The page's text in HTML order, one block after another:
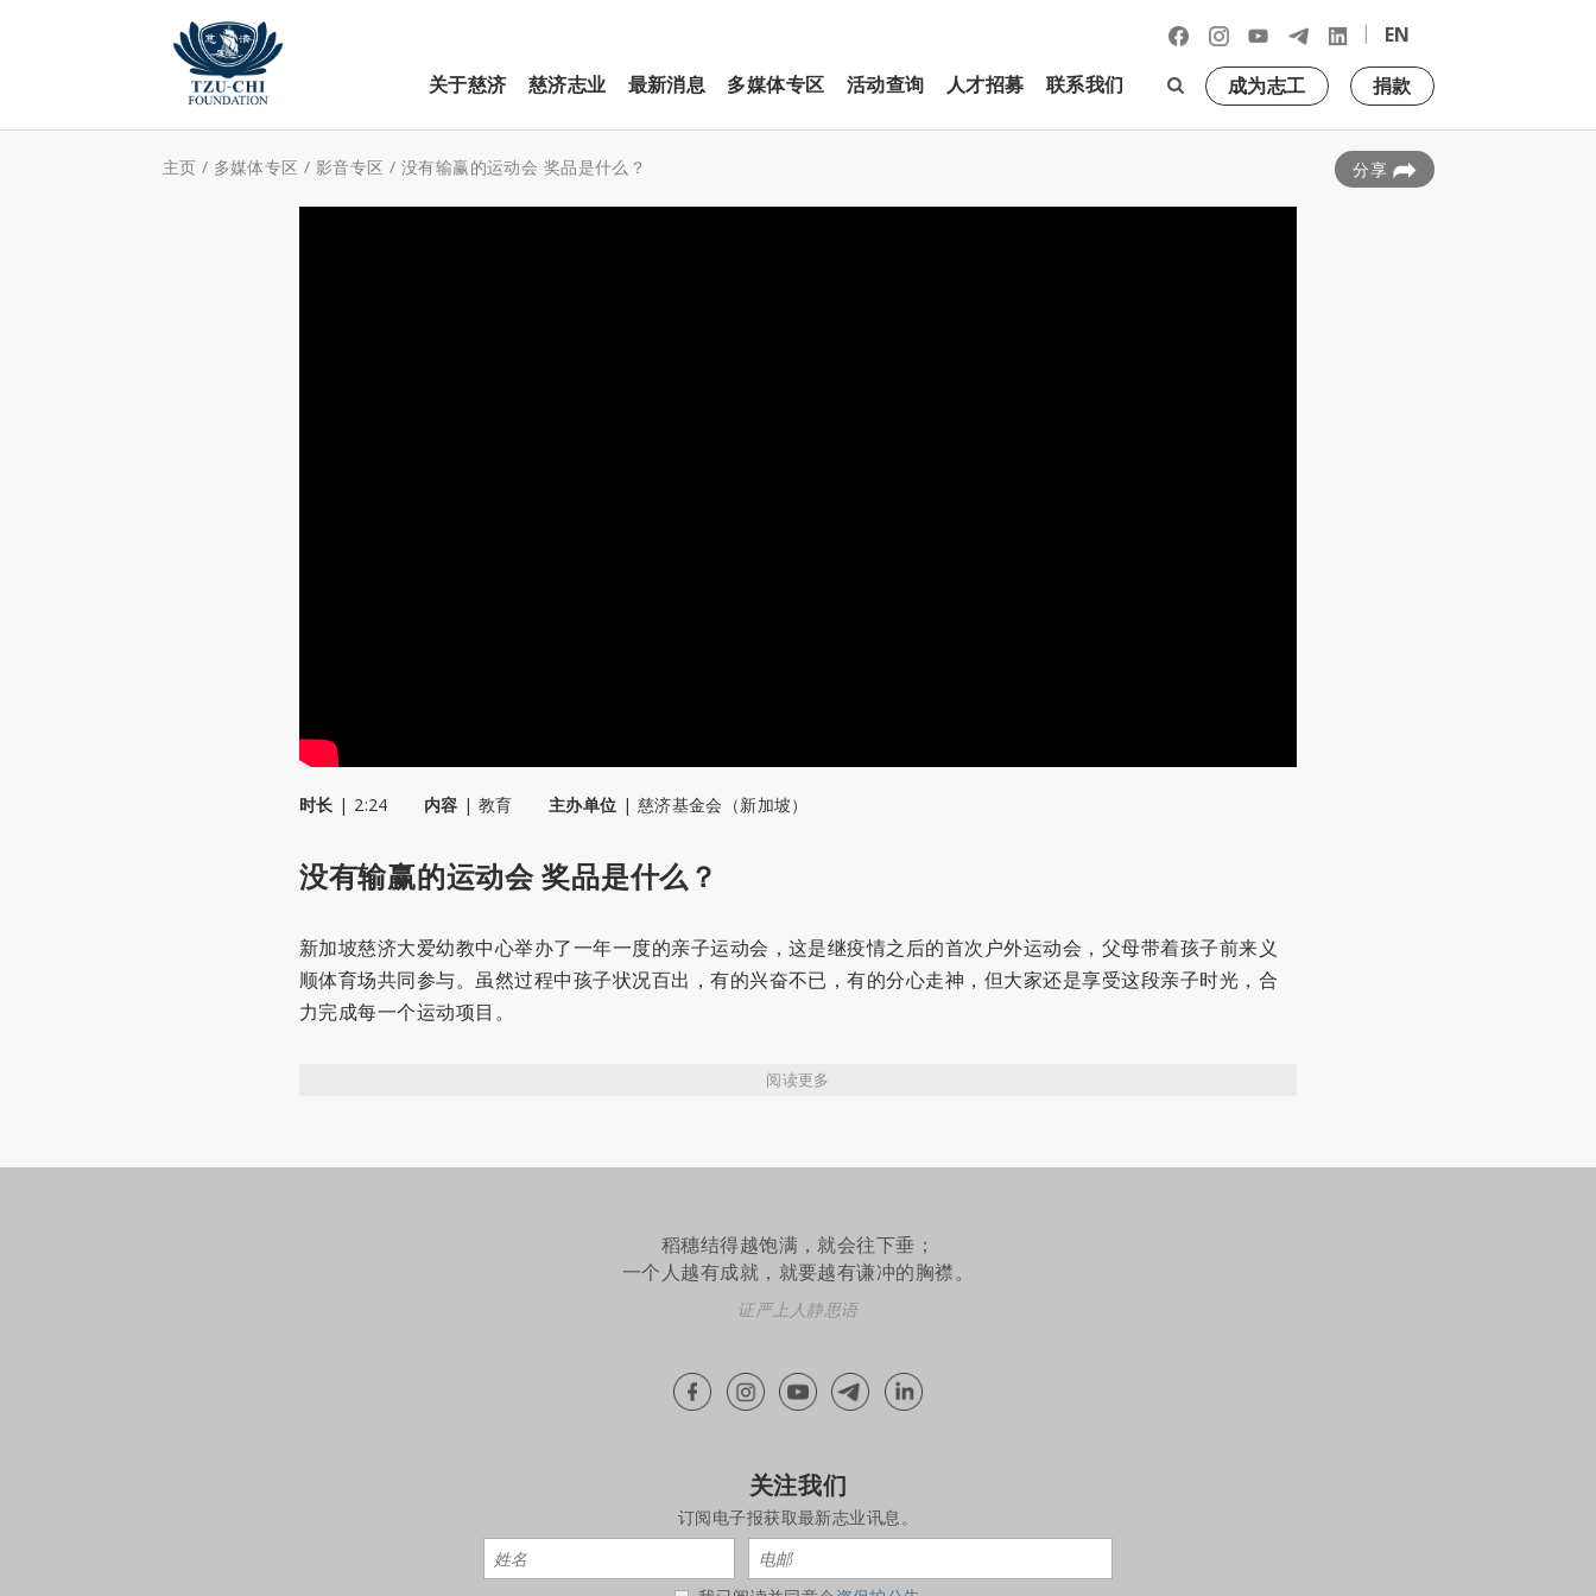
|
EN
关于慈济
慈济志业 最新消息 多媒体专区 活动查询 人才招募 联系我们 成为志工 捐款
主页 / 多媒体专区 / 影音专区 / 没有输赢的运动会 奖品是什么？ 分享
时长 | 2:24 内容 | 教育 主办单位 | 慈济基金会（新加坡）
没有输赢的运动会 奖品是什么？
新加坡慈济大爱幼教中心举办了一年一度的亲子运动会，这是继疫情之后的首次户外运动会，父母带着孩子前来义
顺体育场共同参与。虽然过程中孩子状况百出，有的兴奋不已，有的分心走神，但大家还是享受这段亲子时光，合
力完成每一个运动项目。
阅读更多
稻穗结得越饱满，就会往下垂；
一个人越有成就，就要越有谦冲的胸襟。
证严上人静思语
关注我们
订阅电子报获取最新志业讯息。